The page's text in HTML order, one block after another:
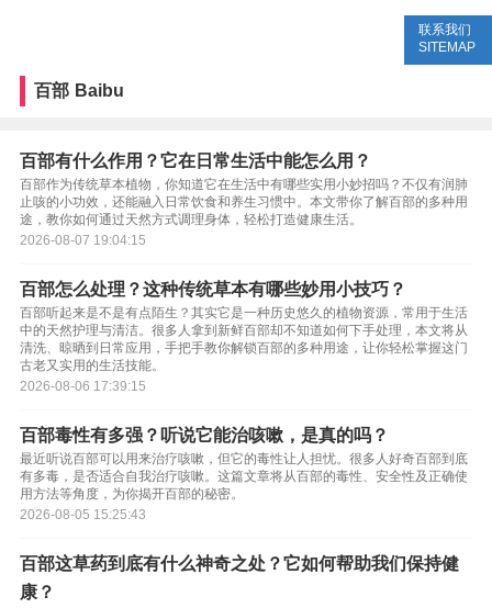
联系我们
SITEMAP
百部 Baibu
百部有什么作用？它在日常生活中能怎么用？
百部作为传统草本植物，你知道它在生活中有哪些实用小妙招吗？不仅有润肺
止咳的小功效，还能融入日常饮食和养生习惯中。本文带你了解百部的多种用
途，教你如何通过天然方式调理身体，轻松打造健康生活。
2026-08-07 19:04:15
百部怎么处理？这种传统草本有哪些妙用小技巧？
百部听起来是不是有点陌生？其实它是一种历史悠久的植物资源，常用于生活
中的天然护理与清洁。很多人拿到新鲜百部却不知道如何下手处理，本文将从
清洗、晾晒到日常应用，手把手教你解锁百部的多种用途，让你轻松掌握这门
古老又实用的生活技能。
2026-08-06 17:39:15
百部毒性有多强？听说它能治咳嗽，是真的吗？
最近听说百部可以用来治疗咳嗽，但它的毒性让人担忧。很多人好奇百部到底
有多毒，是否适合自我治疗咳嗽。这篇文章将从百部的毒性、安全性及正确使
用方法等角度，为你揭开百部的秘密。
2026-08-05 15:25:43
百部这草药到底有什么神奇之处？它如何帮助我们保持健
康？